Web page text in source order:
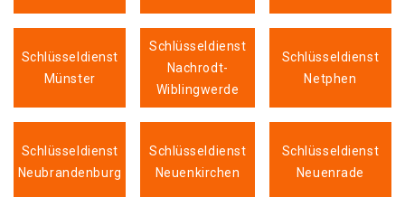
Schlüsseldienst
Münster
Schlüsseldienst
Nachrodt-
Wiblingwerde
Schlüsseldienst
Netphen
Schlüsseldienst
Neubrandenburg
Schlüsseldienst
Neuenkirchen
Schlüsseldienst
Neuenrade